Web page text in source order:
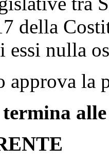
della
essi nulla
la